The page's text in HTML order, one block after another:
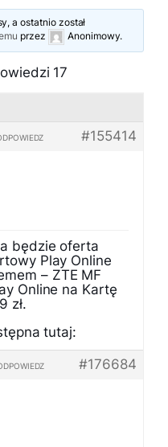
a ostatnio został
przez Anonimowy.
17
#155414
będzie oferta
Play Online
– ZTE MF
Online na Kartę
zł.
tutaj:
#176684